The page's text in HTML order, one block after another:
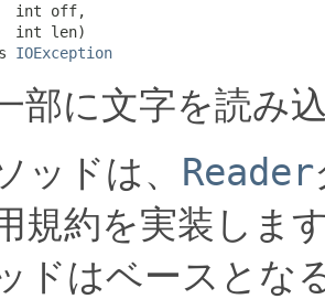
int off,
int len)
IOException
部に文字を読み
ッドは、 Reader
規約を実装しま
ドはベースとな